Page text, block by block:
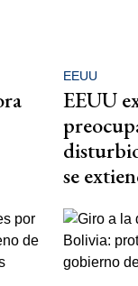
EEUU
EEUU
se